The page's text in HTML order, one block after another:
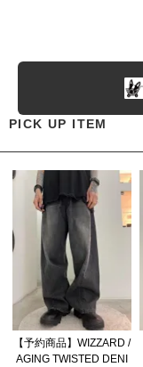
PICK UP ITEM
【予約商品】WIZZARD /
AGING TWISTED DENI